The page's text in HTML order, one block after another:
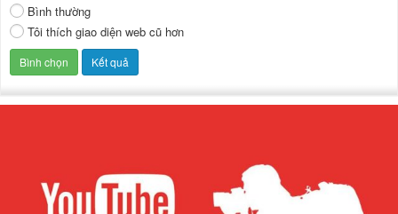
Bình thường
Tôi thích giao diện web cũ hơn